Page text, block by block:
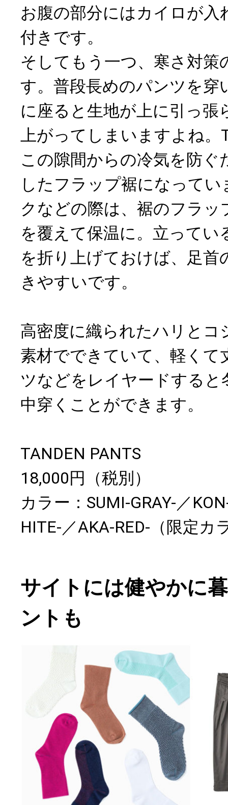
お腹の部分にはカイロが入
付きです。
そしてもう一つ、寒さ対策
す。普段長めのパンツを穿
に座ると生地が上に引っ張
上がってしまいますよね。
この隙間からの冷気を防ぐ
したフラップ裾になって
クなどの際は、裾のフラッ
を覆えて保温に。立ってい
を折り上げておけば、足首
きやすいです。
高密度に織られたハリとコ
素材でできていて、軽くて
ツなどをレイヤードすると
中穿くことができます。
TANDEN PANTS
18,000円（税別）
カラー：SUMI-GRAY-／
HITE-／AKA-RED-（限定カ
サイトには健やかに
ントも